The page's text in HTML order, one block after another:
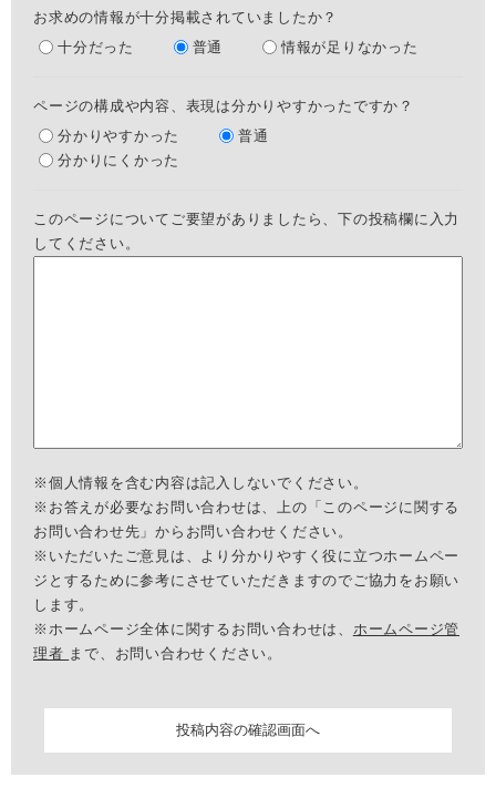
お求めの情報が十分掲載されていましたか？
十分だった
普通 情報が足りなかった
ページの構成や内容、表現は分かりやすかったですか？
分かりやすかった
普通
分かりにくかった
このページについてご要望がありましたら、下の投稿欄に入力
してください。
※個人情報を含む内容は記入しないでください。
※お答えが必要なお問い合わせは、上の「このページに関する
お問い合わせ先」からお問い合わせください。
※いただいたご意見は、より分かりやすく役に立つホームペー
ジとするために参考にさせていただきますのでご協力をお願い
します。
※ホームページ全体に関するお問い合わせは、 ホームページ管
理者 まで、お問い合わせください。